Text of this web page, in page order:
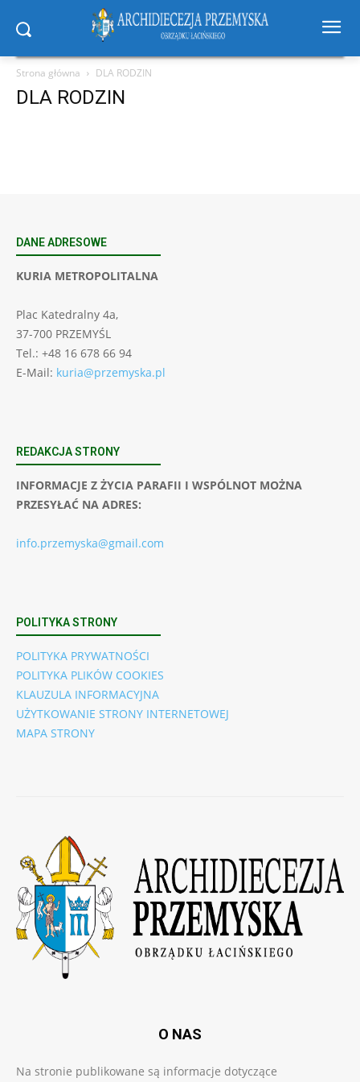
Strona główna DLA RODZIN
DLA RODZIN
DANE ADRESOWE
KURIA METROPOLITALNA
Plac Katedralny 4a,
37-700 PRZEMYŚL
Tel.: +48 16 678 66 94
E-Mail: kuria@przemyska.pl
REDAKCJA STRONY
INFORMACJE Z ŻYCIA PARAFII I WSPÓLNOT MOŻNA
PRZESYŁAĆ NA ADRES:
info.przemyska@gmail.com
POLITYKA STRONY
POLITYKA PRYWATNOŚCI
POLITYKA PLIKÓW COOKIES
KLAUZULA INFORMACYJNA
UŻYTKOWANIE STRONY INTERNETOWEJ
MAPA STRONY
O NAS
Na stronie publikowane są informacje dotyczące